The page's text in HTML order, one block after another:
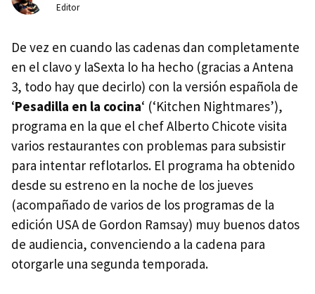
Editor
De vez en cuando las cadenas dan completamente
en el clavo y laSexta lo ha hecho (gracias a Antena
3, todo hay que decirlo) con la versión española de
‘Pesadilla en la cocina‘ (‘Kitchen Nightmares’),
programa en la que el chef Alberto Chicote visita
varios restaurantes con problemas para subsistir
para intentar reflotarlos. El programa ha obtenido
desde su estreno en la noche de los jueves
(acompañado de varios de los programas de la
edición USAde Gordon Ramsay) muy buenos datos
de audiencia, convenciendo a la cadena para
otorgarle una segunda temporada.